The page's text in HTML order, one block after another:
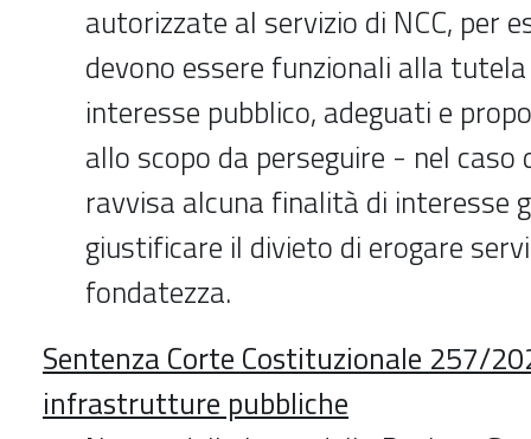
autorizzate al servizio di NCC, per
devono essere funzionali alla
interesse pubblico, adeguati e
allo scopo da perseguire - nel caso
ravvisa alcuna finalità di interesse
giustificare il divieto di erogare
fondatezza.
Sentenza Corte Costituzionale 257/
infrastrutture pubbliche